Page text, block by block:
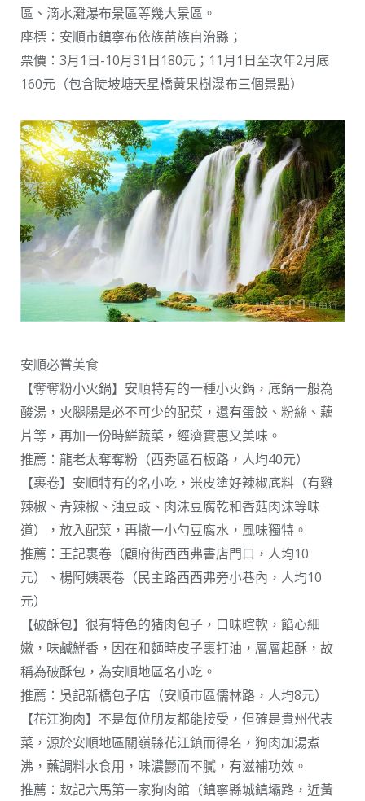
區、滴水灘瀑布景區等幾大景區。
座標：安順市鎮寧布依族苗族自治縣；
票價：3月1日-10月31日180元；11月1日至次年2月底
160元（包含陡坡塘天星橋黃果樹瀑布三個景點）
安順必嘗美食
【奪奪粉小火鍋】安順特有的一種小火鍋，底鍋一般為
酸湯，火腿腸是必不可少的配菜，還有蛋餃、粉絲、藕
片等，再加一份時鮮蔬菜，經濟實惠又美味。
推薦：龍老太奪奪粉（西秀區石板路，人均40元）
【裹卷】安順特有的名小吃，米皮塗好辣椒底料（有雞
辣椒、青辣椒、油豆豉、肉沫豆腐乾和香菇肉沫等味
道），放入配菜，再撒一小勺豆腐水，風味獨特。
推薦：王記裹卷（顧府街西西弗書店門口，人均10
元）、楊阿姨裹卷（民主路西西弗旁小巷內，人均10
元）
【破酥包】很有特色的猪肉包子，口味暄軟，餡心細
嫩，味鹹鮮香，因在和麵時皮子裏打油，層層起酥，故
稱為破酥包，為安順地區名小吃。
推薦：吳記新橋包子店（安順市區儒林路，人均8元）
【花江狗肉】不是每位朋友都能接受，但確是貴州代表
菜，源於安順地區關嶺縣花江鎮而得名，狗肉加湯煮
沸，蘸調料水食用，味濃鬱而不膩，有滋補功效。
推薦：敖記六馬第一家狗肉館（鎮寧縣城鎮壩路，近黃